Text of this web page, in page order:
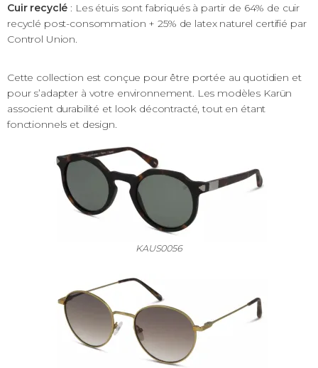
Cuir recyclé : Les étuis sont fabriqués à partir de 64% de cuir
recyclé post-consommation + 25% de latex naturel certifié par
Control Union.
Cette collection est conçue pour être portée au quotidien et
pour s’adapter à votre environnement. Les modèles Karün
associent durabilité et look décontracté, tout en étant
fonctionnels et design.
KAUS0056